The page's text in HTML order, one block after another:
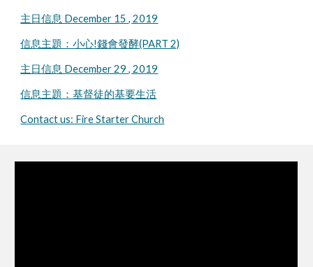
主日信息 December 15 , 2019
信息主題：小心!錢會發酵(PART 2)
主日信息 December 29 , 2019
信息主題：基督徒的基要生活
Contact us: Fire Starter Church